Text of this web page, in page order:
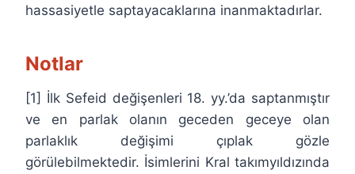
hassasiyetle saptayacaklarına inanmaktadırlar.
Notlar
[1] İlk Sefeid değişenleri 18. yy.’da saptanmıştır
ve en parlak olanın geceden geceye olan
parlaklık değişimi çıplak gözle
görülebilmektedir. İsimlerini Kral takımyıldızında